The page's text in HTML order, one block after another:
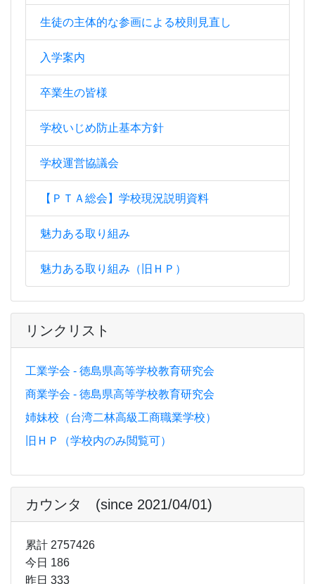
生徒の主体的な参画による校則見直し
入学案内
卒業生の皆様
学校いじめ防止基本方針
学校運営協議会
【ＰＴＡ総会】学校現況説明資料
魅力ある取り組み
魅力ある取り組み（旧ＨＰ）
リンクリスト
工業学会 - 徳島県高等学校教育研究会
商業学会 - 徳島県高等学校教育研究会
姉妹校（台湾二林高級工商職業学校）
旧ＨＰ（学校内のみ閲覧可）
カウンタ (since 2021/04/01)
累計 2757426
今日 186
昨日 333